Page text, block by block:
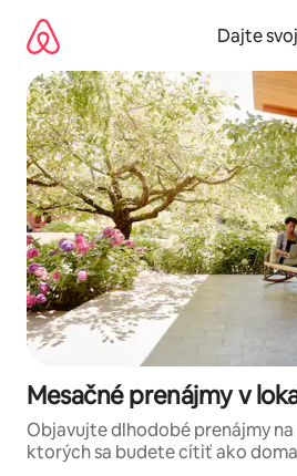
obsah.
Dajte
Mesačné prenájmy v
Objavujte dlhodobé prenájmy na
ktorých sa budete cítiť ako